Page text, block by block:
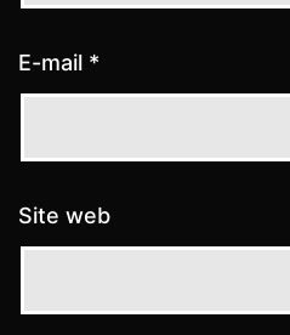
E-mail *
Site web